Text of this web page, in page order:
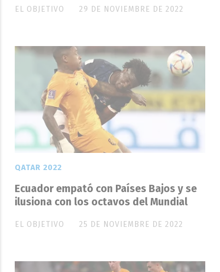
EL OBJETIVO 29 DE NOVIEMBRE DE 2022
Ecuador empató con Países Bajos y se
ilusiona con los octavos del Mundial
EL OBJETIVO
QATAR 2022
25 DE NOVIEMBRE DE 2022